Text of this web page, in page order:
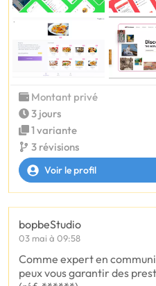
Montant privé
3 jours
1 variante
3 révisions
Voir le profil
bopbeStudio
03 mai à 09:58
Comme expert en
peux vous garantir des